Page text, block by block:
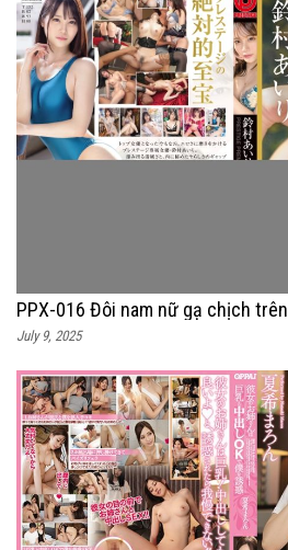
PPX-016 Đôi nam nữ gạ chịch
July 9, 2025